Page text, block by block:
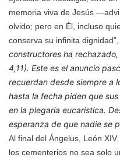
memoria viva de Jesús
olvido; pero en Él, incluso
conserva su infinita
constructores ha
4,11). Este es el anuncio
recuerdan desde siempre a
hasta la fecha piden que
en la plegaria eucarística.
esperanza de que nadie se
Al final del Ángelus, León
los cementerios no sea solo